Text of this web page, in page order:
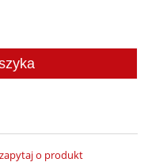
zapytaj o produkt